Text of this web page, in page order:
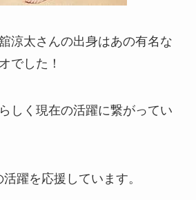
涼太さんの出身はあの有名な
でした！
しく現在の活躍に繋がってい
躍を応援しています。